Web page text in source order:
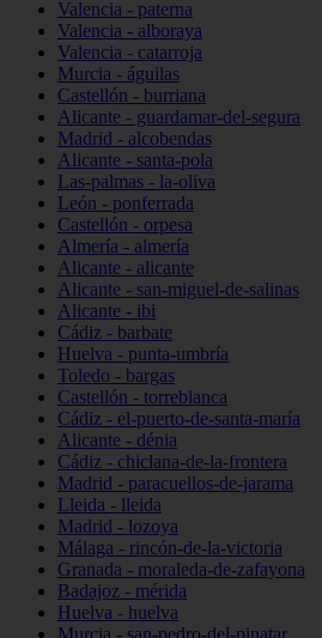
Valencia - paterna
Valencia - alboraya
Valencia - catarroja
Murcia - águilas
Castellón - burriana
Alicante - guardamar-del-segura
Madrid - alcobendas
Alicante - santa-pola
Las-palmas - la-oliva
León - ponferrada
Castellón - orpesa
Almería - almería
Alicante - alicante
Alicante - san-miguel-de-salinas
Alicante - ibi
Cádiz - barbate
Huelva - punta-umbría
Toledo - bargas
Castellón - torreblanca
Cádiz - el-puerto-de-santa-maría
Alicante - dénia
Cádiz - chiclana-de-la-frontera
Madrid - paracuellos-de-jarama
Lleida - lleida
Madrid - lozoya
Málaga - rincón-de-la-victoria
Granada - moraleda-de-zafayona
Badajoz - mérida
Huelva - huelva
Murcia - san-pedro-del-pinatar